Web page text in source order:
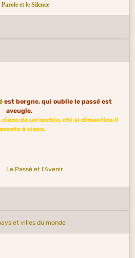
et le Silence
est borgne, qui oublie le passé est
aveugle.
cieco da un'occhio, chi si dimentica il
è cieco.
Le Passé et l'Avenir
et villes du monde